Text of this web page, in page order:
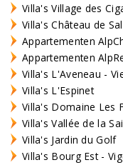
Villa's Village des
Villa's Château de
Appartementen
Appartementen
Villa's L'Aveneau -
Villa's L'Espinet
Villa's Domaine Les
Villa's Vallée de la
Villa's Jardin du Golf
Villa's Bourg Est -